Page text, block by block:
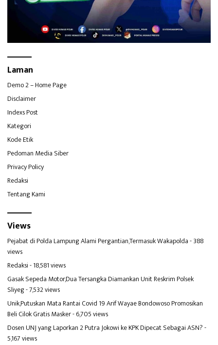
Laman
Demo 2 – Home Page
Disclaimer
Indexs Post
Kategori
Kode Etik
Pedoman Media Siber
Privacy Policy
Redaksi
Tentang Kami
Views
Pejabat di Polda Lampung Alami Pergantian,Termasuk Wakapolda- 388
views
Redaksi- 18,581 views
Gasak Sepeda Motor,Dua Tersangka Diamankan Unit Reskrim Polsek
Sliyeg- 7,532 views
Unik,Putuskan Mata Rantai Covid 19 Arif Wayae Bondowoso Promosikan
Beli Cilok Gratis Masker- 6,705 views
Dosen UNJ yang Laporkan 2 Putra Jokowi ke KPK Dipecat Sebagai ASN?-
5,167 views